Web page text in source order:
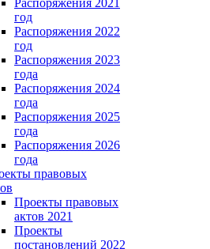
Распоряжения 2021
год
Распоряжения 2022
год
Распоряжения 2023
года
Распоряжения 2024
года
Распоряжения 2025
года
Распоряжения 2026
года
правовых
Проекты правовых
актов 2021
Проекты
постановлений 2022